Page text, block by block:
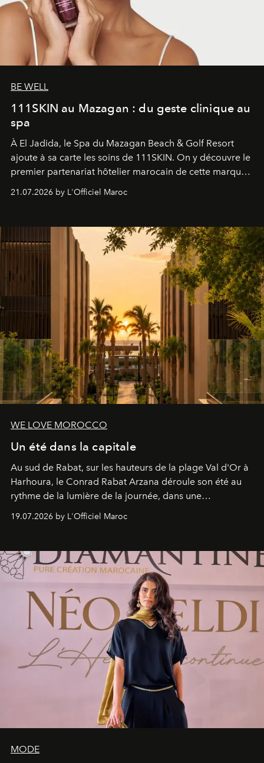
BE WELL
111SKIN au Mazagan : du geste clinique au
spa
À El Jadida, le Spa du Mazagan Beach & Golf Resort
ajoute à sa carte les soins de 111SKIN. On y découvre le
premier partenariat hôtelier marocain de cette marque
britannique, née dans un cabinet de chirurgie plastique
londonien et construite depuis autour d'un actif breveté,
21.07.2026 by L'Officiel Maroc
WE LOVE MOROCCO
Un été dans la capitale
Au sud de Rabat, sur les hauteurs de la plage Val d'Or à
Harhoura, le Conrad Rabat Arzana déroule son été au
rythme de la lumière de la journée, dans une
programmation pensée comme une succession de
rendez-vous avec l’océan.
19.07.2026 by L'Officiel Maroc
MODE